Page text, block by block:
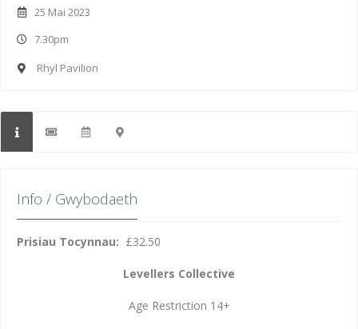
25 Mai 2023
7.30pm
Rhyl Pavilion
Info / Gwybodaeth
Prisiau Tocynnau: £32.50
Levellers Collective
Age Restriction 14+